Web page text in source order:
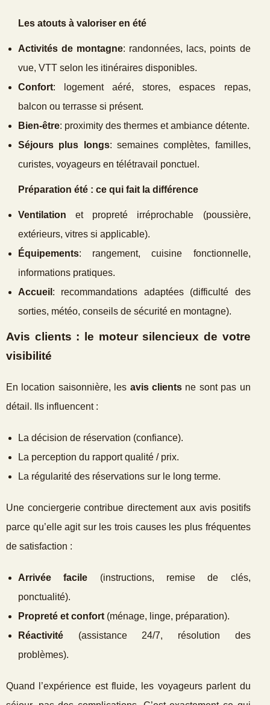
Les atouts à valoriser en été
Activités de montagne: randonnées, lacs, points de
vue, VTT selon les itinéraires disponibles.
Confort: logement aéré, stores, espaces repas,
balcon ou terrasse si présent.
Bien‑être: proximity des thermes et ambiance détente.
Séjours plus longs: semaines complètes, familles,
curistes, voyageurs en télétravail ponctuel.
Préparation été : ce qui fait la différence
Ventilation et propreté irréprochable (poussière,
extérieurs, vitres si applicable).
Équipements: rangement, cuisine fonctionnelle,
informations pratiques.
Accueil : recommandations adaptées (difficulté des
sorties, météo, conseils de sécurité en montagne).
Avis clients : le moteur silencieux de votre
visibilité
En location saisonnière, les avis clients ne sont pas un
détail. Ils influencent :
La décision de réservation (confiance).
La perception du rapport qualité / prix.
La régularité des réservations sur le long terme.
Une conciergerie contribue directement aux avis positifs
parce qu’elle agit sur les trois causes les plus fréquentes
de satisfaction :
Arrivée facile (instructions, remise de clés,
ponctualité).
Propreté et confort (ménage, linge, préparation).
Réactivité (assistance 24/7, résolution des
problèmes).
Quand l’expérience est fluide, les voyageurs parlent du